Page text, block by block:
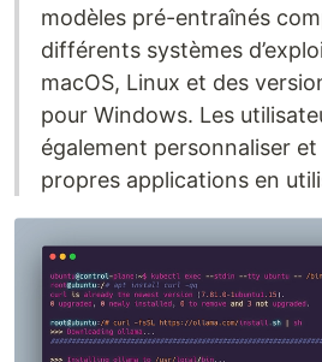
modèles pré-entraînés
différents systèmes
macOS, Linux et des
pour Windows. Les
également personnaliser
propres applications en